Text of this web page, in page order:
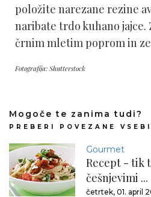
položite narezane rezine
naribate trdo kuhano jajce.
črnim mletim poprom in
Fotografija: Shutterstock
Mogoče te zanima tudi?
PREBERI POVEZANE
Gourmet
Recept - tik
češnjevimi ...
četrtek, 01. april